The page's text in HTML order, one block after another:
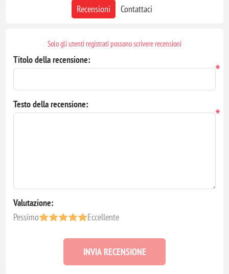
Recensioni Contattaci
Solo gli utenti registrati possono scrivere recensioni
Titolo della recensione:
*
Testo della recensione:
*
Valutazione:
Pessimo
Eccellente
INVIA RECENSIONE